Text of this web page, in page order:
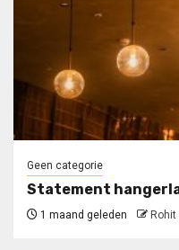
Geen categorie
Statement
1 maand geleden Rohit